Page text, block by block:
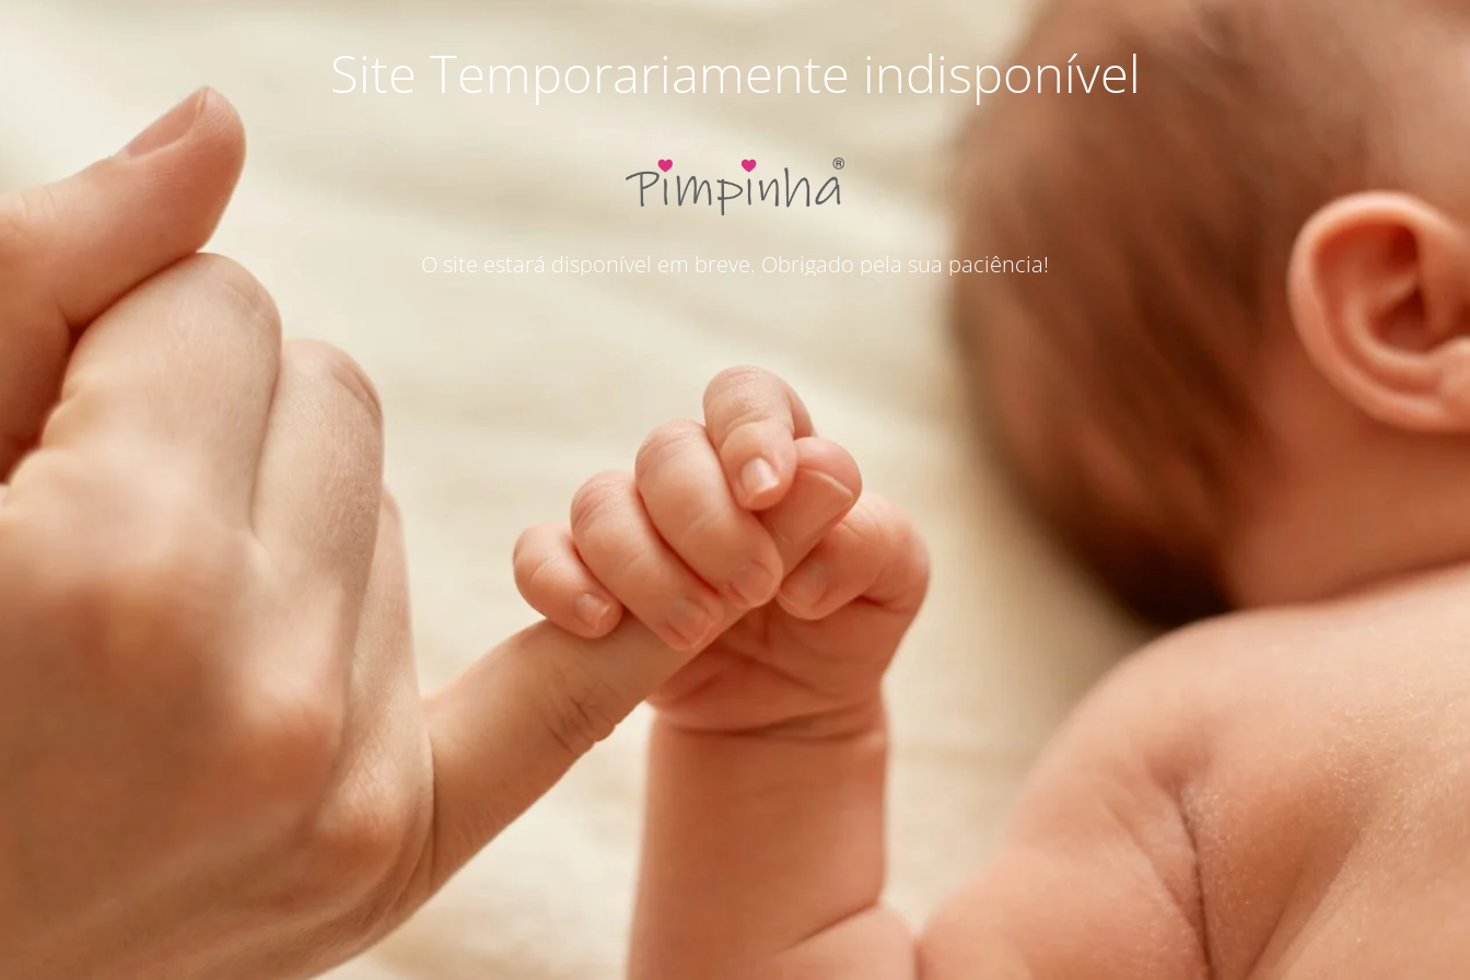
Site Temporariamente indisponível
O site estará disponível em breve. Obrigado pela sua paciência!